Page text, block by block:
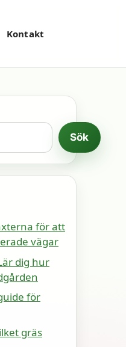
Kontakt
Sök
för att
vägar
dig hur
för
gräs